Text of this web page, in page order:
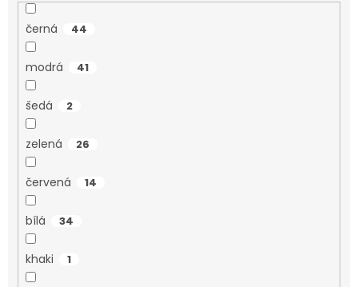
černá 44
modrá 41
šedá 2
zelená 26
červená 14
bílá 34
khaki 1